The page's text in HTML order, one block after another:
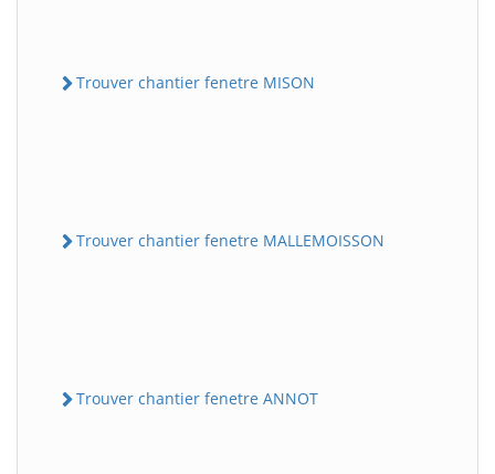
Trouver chantier fenetre MISON
Trouver chantier fenetre MALLEMOISSON
Trouver chantier fenetre ANNOT